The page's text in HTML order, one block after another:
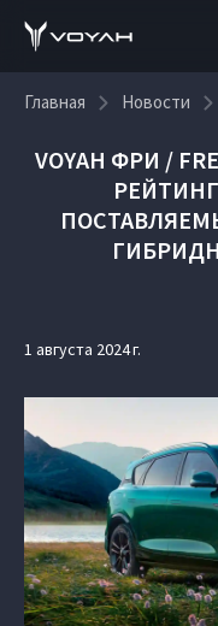
Главная Новости
VOYAH ФРИ /
1 августа 2024 г.